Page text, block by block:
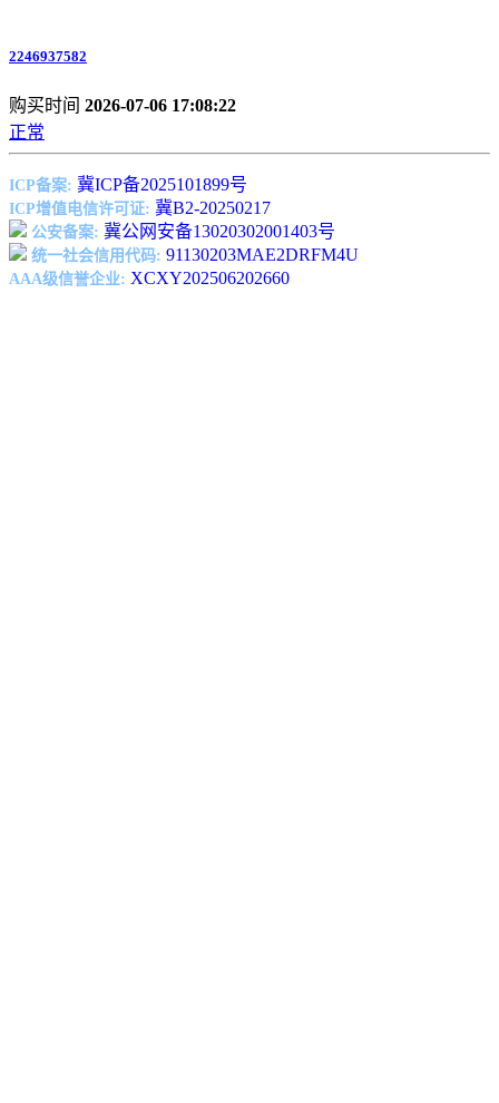
2246937582
购买时间 2026-07-06 17:08:22
正常
ICP备案: 冀ICP备2025101899号
ICP增值电信许可证: 冀B2-20250217
公安备案: 冀公网安备13020302001403号
统一社会信用代码: 91130203MAE2DRFM4U
AAA级信誉企业: XCXY202506202660